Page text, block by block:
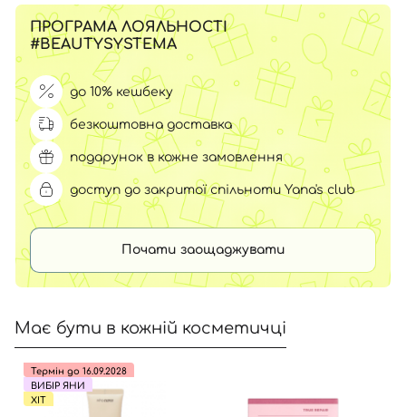
ПРОГРАМА ЛОЯЛЬНОСТІ
#BEAUTYSYSTEMA
до 10% кешбеку
безкоштовна доставка
подарунок в кожне замовлення
доступ до закритої спільноти Yana's club
Почати заощаджувати
Має бути в кожній косметичці
Термін до 16.09.2028
ВИБІР ЯНИ
ХІТ